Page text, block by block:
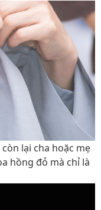
lại cha hoặc mẹ
hồng đỏ mà chỉ là